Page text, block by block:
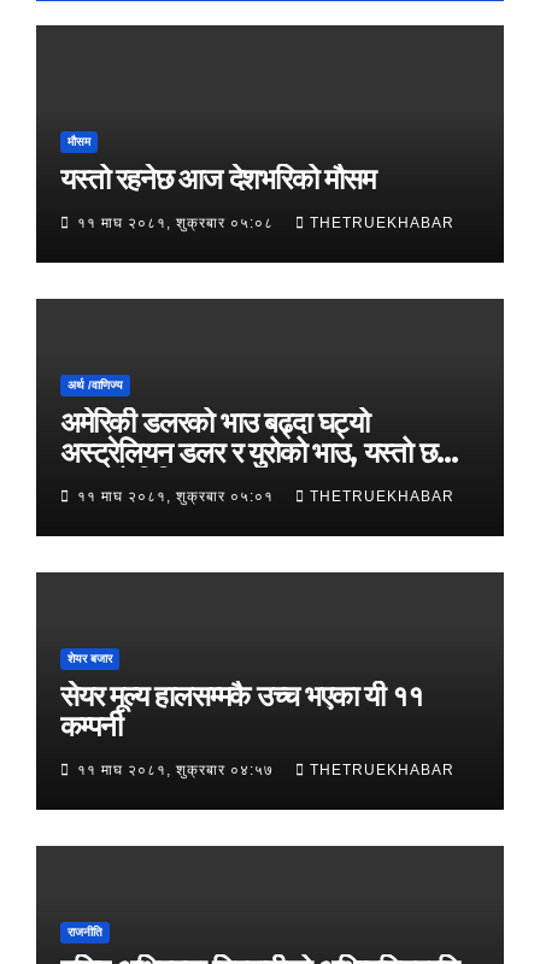
मौसम
यस्तो रहनेछ आज देशभरिको मौसम
११ माघ २०८१, शुक्रबार ०५:०८ THETRUEKHABAR
अर्थ /वाणिज्य
अमेरिकी डलरको भाउ बढ्दा घट्यो
अस्ट्रेलियन डलर र युरोको भाउ, यस्तो छ
आजको विनिमयदर
११ माघ २०८१, शुक्रबार ०५:०१ THETRUEKHABAR
शेयर बजार
सेयर मूल्य हालसम्मकै उच्च भएका यी ११
कम्पनी
११ माघ २०८१, शुक्रबार ०४:५७ THETRUEKHABAR
राजनीति